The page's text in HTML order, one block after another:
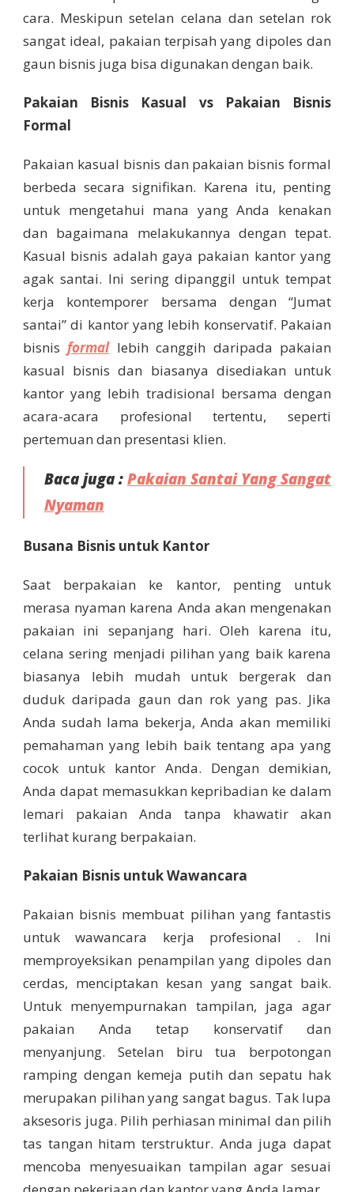
cara. Meskipun setelan celana dan setelan rok
sangat ideal, pakaian terpisah yang dipoles dan
gaun bisnis juga bisa digunakan dengan baik.
Pakaian Bisnis Kasual vs Pakaian Bisnis
Formal
Pakaian kasual bisnis dan pakaian bisnis formal
berbeda secara signifikan. Karena itu, penting
untuk mengetahui mana yang Anda kenakan
dan bagaimana melakukannya dengan tepat.
Kasual bisnis adalah gaya pakaian kantor yang
agak santai. Ini sering dipanggil untuk tempat
kerja kontemporer bersama dengan “Jumat
santai” di kantor yang lebih konservatif. Pakaian
bisnisformallebih canggih daripada pakaian
kasual bisnis dan biasanya disediakan untuk
kantor yang lebih tradisional bersama dengan
acara-acara profesional tertentu, seperti
pertemuan dan presentasi klien.
Baca juga :Pakaian Santai Yang Sangat
Nyaman
Busana Bisnis untuk Kantor
Saat berpakaian ke kantor, penting untuk
merasa nyaman karena Anda akan mengenakan
pakaian ini sepanjang hari. Oleh karena itu,
celana sering menjadi pilihan yang baik karena
biasanya lebih mudah untuk bergerak dan
duduk daripada gaun dan rok yang pas. Jika
Anda sudah lama bekerja, Anda akan memiliki
pemahaman yang lebih baik tentang apa yang
cocok untuk kantor Anda. Dengan demikian,
Anda dapat memasukkan kepribadian ke dalam
lemari pakaian Anda tanpa khawatir akan
terlihat kurang berpakaian.
Pakaian Bisnis untuk Wawancara
Pakaian bisnis membuat pilihan yang fantastis
untuk wawancara kerja profesional . Ini
memproyeksikan penampilan yang dipoles dan
cerdas, menciptakan kesan yang sangat baik.
Untuk menyempurnakan tampilan, jaga agar
pakaian Anda tetap konservatif dan
menyanjung. Setelan biru tua berpotongan
ramping dengan kemeja putih dan sepatu hak
merupakan pilihan yang sangat bagus. Tak lupa
aksesoris juga. Pilih perhiasan minimal dan pilih
tas tangan hitam terstruktur. Anda juga dapat
mencoba menyesuaikan tampilan agar sesuai